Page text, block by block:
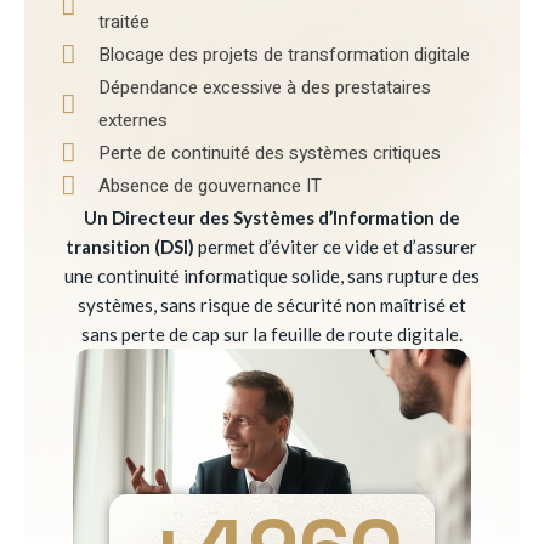
traitée
Blocage des projets de transformation digitale
Dépendance excessive à des prestataires
externes
Perte de continuité des systèmes critiques
Absence de gouvernance IT
Un Directeur des Systèmes d’Information de
transition (DSI) permet d’éviter ce vide et d’assurer
une continuité informatique solide, sans rupture des
systèmes, sans risque de sécurité non maîtrisé et
sans perte de cap sur la feuille de route digitale.